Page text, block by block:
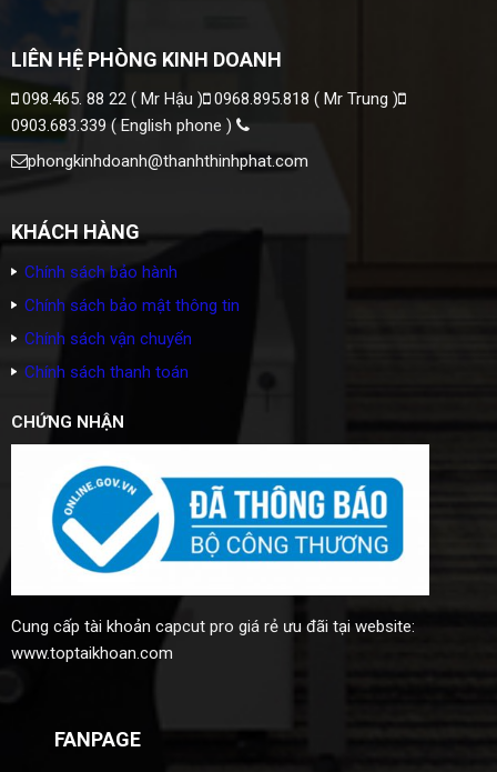
LIÊN HỆ PHÒNG KINH DOANH
098.465. 88 22 ( Mr Hậu )
0968.895.818 ( Mr Trung )
0903.683.339 ( English phone )
phongkinhdoanh@thanhthinhphat.com
KHÁCH HÀNG
Chính sách bảo hành
Chính sách bảo mật thông tin
Chính sách vận chuyển
Chính sách thanh toán
CHỨNG NHẬN
Cung cấp tài khoản capcut pro giá rẻưu đãi tại website:
www.toptaikhoan.com
FANPAGE